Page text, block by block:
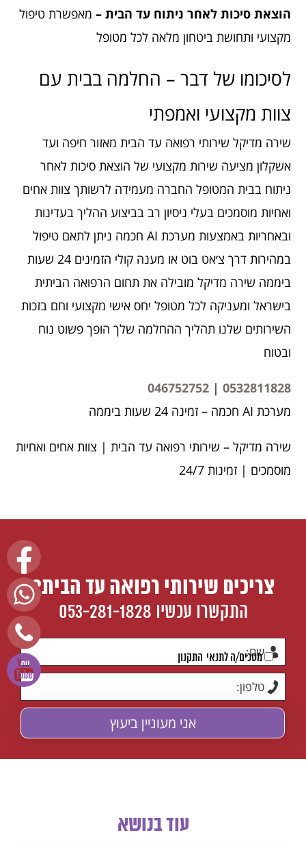
הוצאת סיכות לאחר ניתוח עד הבית – מאפשרת טיפול
מקצועי ותחושת ביטחון מלאה לכל מטופל
לסיכומו של דבר – החלמה בבית עם
צוות מקצועי ואמפתי
שירה מדיקל שירותי רפואה עד הבית מאזור חיפה ועד
אשקלון מציעה שירות מקצועי של הוצאת סיכות לאחר
ניתוח בבית המטופל החברה מעמידה לרשותך צוות אחים
ואחיות מוסמכים בעלי ניסיון רב בביצוע ההליך בעדינות
ובאחריות באמצעות מערכת AI חכמה ניתן לתאם טיפול
במהירות דרך צ׳אט בוט או מענה קולי הזמינים 24 שעות
ביממה שירה מדיקל מובילה את תחום הרפואה הביתית
בישראל ומעניקה לכל מטופל יחס אישי מקצועי וחם בזכות
השירותים שלנו תהליך ההחלמה שלך הופך פשוט נוח
ובטוח
0532811828
|
046752752
מערכת AI חכמה – זמינה 24 שעות ביממה
שירה מדיקל – שירותי רפואה עד הבית | צוות אחים ואחיות
מוסמכים | זמינות 24/7
צריכים שירותי רפואה עד הבית?
התקשרו עכשיו 053-281-1828
מסכים/ה לתנאי התקנון
עוד בנושא